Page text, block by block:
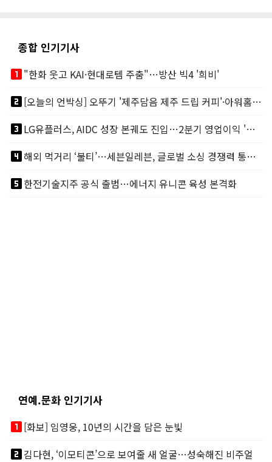
종합 인기기사
looks_one"한화 웃고 KAI·현대로템 주춤"…방산 빅4 '희비'
looks_two
[오늘의 언박싱] 오뚜기 '제주담음 제주 드립 커피'·아워홈 ‘갓석박지’ 外
looks_3
LG유플러스, AIDC 성장 본궤도 진입…2분기 영업이익 '역대 최대'
looks_4
해외 먹거리 ‘불티’…세븐일레븐, 글로벌 소싱 경쟁력 통했다
looks_5한전기술지주 공식 출범…에너지 유니콘 육성 본격화
연예.문화 인기기사
looks_one[화보] 임영웅, 10년의 시간을 담은 눈빛
looks_two김다현, ‘이모티콘’으로 보여줄 새 얼굴…성숙해진 비주얼